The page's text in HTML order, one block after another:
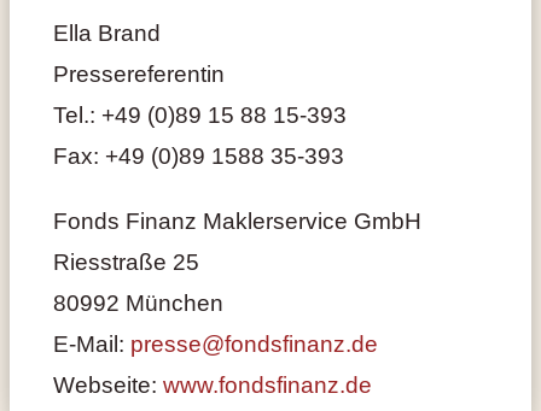
Ella Brand
Pressereferentin
Tel.: +49 (0)89 15 88 15-393
Fax: +49 (0)89 1588 35-393
Fonds Finanz Maklerservice GmbH
Riesstraße 25
80992 München
E-Mail: presse@fondsfinanz.de
Webseite: www.fondsfinanz.de